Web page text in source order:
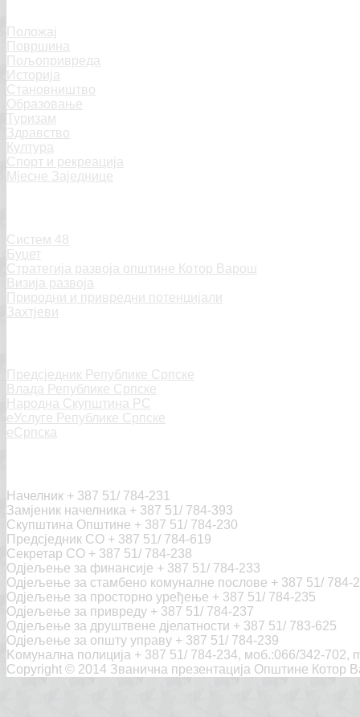
Положај
Површина
Пољопривреда
Историја
Становништво
Образовање
Туризам
Здравство
Култура
Спорт и рекреација
Мјесне Заједнице
Систем 48
Буџет
Стратегија развоја општине Котор Варош
Визија развоја
Природни и привредни потенцијали
Захтјеви
Предсједник Републике Српске
Влада Републике Српске
Народна Скупштина РС
еУслуге Републике Српске
еСрпска
Начелник + 387 51/ 784-231
Замјеник начелника + 387 51/ 784-393
Скупштина Општине + 387 51/ 784-230
Предсједник СО + 387 51/ 784-619
Секретар СО + 387 51/ 784-238
Одјељење за финансије + 387 51/ 784-233
Одјељење за стамбено комуналне послове + 387 51/ 784-
Одјељење за просторно уређење + 387 51/ 784-235
Одјељење за привреду + 387 51/ 784-237
Одјељење за друштвене дјелатности + 387 51/ 783-625
Одјељење за општу управу + 387 51/ 784-239
Kомунална полиција + 387 51/ 784-234, моб.:066/342-
Copyright © 2014 Званична презентација Општине Котор